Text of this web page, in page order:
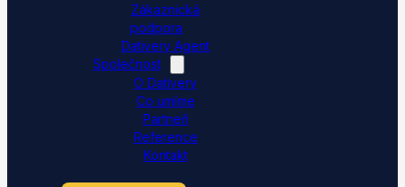
Zákaznická
podpora
Dativery Agent
Společnost
O Dativery
Co umíme
Partneři
Reference
Kontakt